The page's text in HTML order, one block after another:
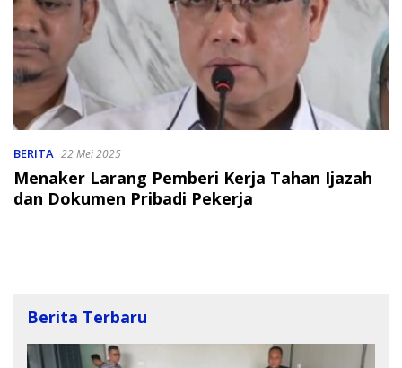
BERITA 22 Mei 2025
Menaker Larang Pemberi Kerja Tahan Ijazah
dan Dokumen Pribadi Pekerja
Berita Terbaru